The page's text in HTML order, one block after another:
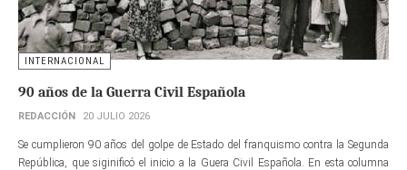
INTERNACIONAL
90 años de la Guerra Civil Española
REDACCIÓN 20 JULIO 2026
Se cumplieron 90 años del golpe de Estado del franquismo contra la Segunda
República, que siginificó el inicio a la Guera Civil Española. En esta columna